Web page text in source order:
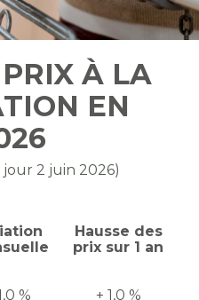
À LA
EN
jour 2 juin 2026)
Hausse des
prix sur 1 an
% + 1,0 %